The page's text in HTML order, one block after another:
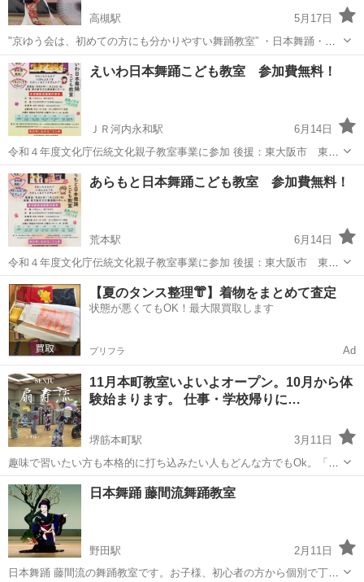
高槻駅
5月17日
"京ゆう会は、初めての方にも分かりやすい舞踊教室” ・日本舞踊・新
舞踊の個人稽古の教室です。 ・舞踊教室・大人・お子様日舞 8/15㈯夏
休みイベント開催 こども日本舞踊体験参加者募集❣❣ http://buy...
大阪 高槻市 高槻駅 日本舞踊 日舞
えいわ日本舞踊こども教室 参加費無料！
ＪＲ河内永和駅
6月14日
令和４年度文化庁伝統文化親子教室事業に参加 後援：東大阪市 東大
阪市教育委員会 日本舞踊親子教室の募集を行っています。 ご参加は無
料 童謡や日本の音楽に合わせて、楽しく踊ってみませんか？ ご用意い
た...
大阪 東大阪市 ＪＲ河内永和駅 日本舞踊 親子
あらもと日本舞踊こども教室 参加費無料！
荒本駅
6月14日
令和４年度文化庁伝統文化親子教室事業に参加 後援：東大阪市 東大
阪市教育委員会 日本舞踊親子教室の募集を行っています。 ご参加は無
料 童謡や日本の音楽に合わせて、楽しく踊ってみませんか？ ご用意い
た...
大阪 東大阪市 荒本駅 日本舞踊 親子
【夏のタンス整理👘】着物をまとめて査定
状態が悪くてもOK！最大限買取します
プリフラ Ad
11月本町教室いよいよオープン。10月から体
験始まります。 仕事・学校帰りに…
堺筋本町駅
3月11日
趣味で習いたい方も本格的に打ち込みたい人もどんな方でもOk。「け
いこdeﾌｨｯﾄﾈｽ」では能楽、囃子、三味線、バレエ、社交ダンス、ヨガ
等フィットネス感覚で習えます。 詳細は公式サイトで
http://www.nihonb...
大阪 大阪市 堺筋本町駅 日本舞踊
日本舞踊 藤間流舞踊教室
野田駅
2月11日
日本舞踊 藤間流の舞踊教室です。お子様、初心者の方から個別で丁寧